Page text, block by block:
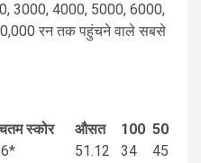
3000, 4000, 5000, 6000,
रन तक पहुंचने वाले सबसे
स्कोर औसत 100 50
51.12 34
45